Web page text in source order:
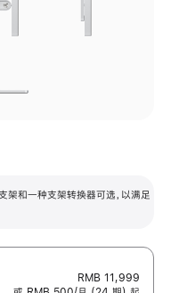
和一种支架转换器可选，以满足
RMB 11,999